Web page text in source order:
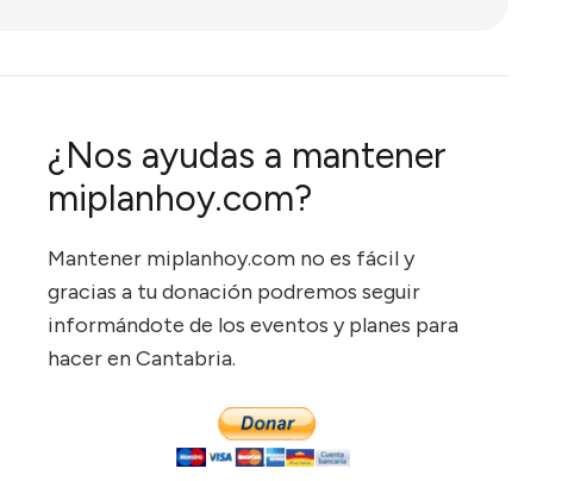
¿Nos ayudas a mantener
miplanhoy.com?
Mantener miplanhoy.com no es fácil y
gracias a tu donación podremos seguir
informándote de los eventos y planes para
hacer en Cantabria.